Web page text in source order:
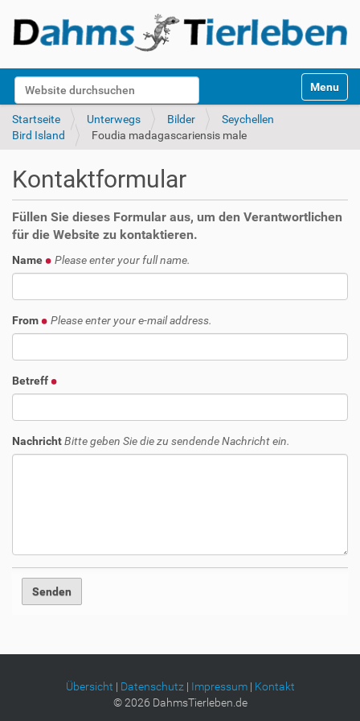
Website durchsuchen
k
Toggle
Startseite Unterwegs Bilder
Seychellen
Bird Island
Foudia madagascariensis male
Kontaktformular
Füllen Sie dieses Formular aus, um den Verantwortlichen
für die Website zu kontaktieren.
Name Please enter your full name.
From Please enter your e-mail address.
Betreff
NachrichtBitte geben Sie die zu sendende Nachricht ein.
Übersicht | Datenschutz| Impressum| Kontakt
©2026 DahmsTierleben.de